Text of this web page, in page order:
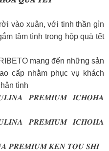
vào xuân, với tinh thần gìn
tâm tình trong hộp quà tết
mang đến những sản
cấp nhằm phục vụ khách
tình
𝑷𝑹𝑬𝑴𝑰𝑼𝑴 𝑰𝑪𝑯𝑶𝑯𝑨
𝑷𝑹𝑬𝑴𝑰𝑼𝑴 𝑰𝑪𝑯𝑶𝑯𝑨
𝑷𝑹𝑬𝑴𝑰𝑼𝑴 𝑲𝑬𝑵 𝑻𝑶𝑼 𝑺𝑯𝑰